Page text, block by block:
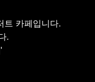
트 카페입니다.
.